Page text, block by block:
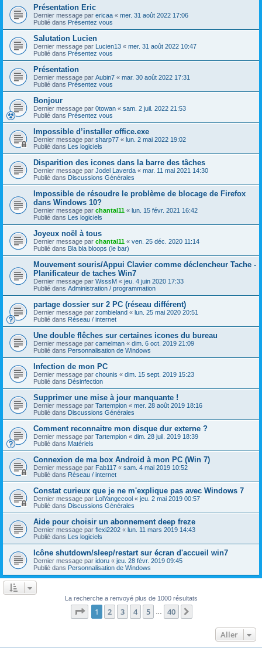
Présentation Eric
Dernier message par ericaa « mer. 31 août 2022 17:06
Publié dans Présentez vous
Salutation Lucien
Dernier message par Lucien13 « mer. 31 août 2022 10:47
Publié dans Présentez vous
Présentation
Dernier message par Aubin7 « mar. 30 août 2022 17:31
Publié dans Présentez vous
Bonjour
Dernier message par 0towan « sam. 2 juil. 2022 21:53
Publié dans Présentez vous
Impossible d’installer office.exe
Dernier message par sharp77 « lun. 2 mai 2022 19:02
Publié dans Les logiciels
Disparition des icones dans la barre des tâches
Dernier message par Jodel Laverda « mar. 11 mai 2021 14:30
Publié dans Discussions Générales
Impossible de résoudre le problème de blocage de Firefox
dans Windows 10?
Dernier message par chantal11 « lun. 15 févr. 2021 16:42
Publié dans Les logiciels
Joyeux noël à tous
Dernier message par chantal11 « ven. 25 déc. 2020 11:14
Publié dans Bla bla bloops (le bar)
Mouvement souris/Appui Clavier comme déclencheur Tache -
Planificateur de taches Win7
Dernier message par WsssM « jeu. 4 juin 2020 17:33
Publié dans Administration / programmation
partage dossier sur 2 PC (réseau différent)
Dernier message par zombieland « lun. 25 mai 2020 20:51
Publié dans Réseau / internet
Une double flêches sur certaines icones du bureau
Dernier message par camelman « dim. 6 oct. 2019 21:09
Publié dans Personnalisation de Windows
Infection de mon PC
Dernier message par chounis « dim. 15 sept. 2019 15:23
Publié dans Désinfection
Supprimer une mise à jour manquante !
Dernier message par Tartempion « mer. 28 août 2019 18:16
Publié dans Discussions Générales
Comment reconnaitre mon disque dur externe ?
Dernier message par Tartempion « dim. 28 juil. 2019 18:39
Publié dans Matériels
Connexion de ma box Android à mon PC (Win 7)
Dernier message par Fab117 « sam. 4 mai 2019 10:52
Publié dans Réseau / internet
Constat curieux que je ne m'explique pas avec Windows 7
Dernier message par LolYangccool « jeu. 2 mai 2019 00:57
Publié dans Discussions Générales
Aide pour choisir un abonnement deep freze
Dernier message par flexi2202 « lun. 11 mars 2019 14:43
Publié dans Les logiciels
Icône shutdown/sleep/restart sur écran d'accueil win7
Dernier message par idoru « jeu. 28 févr. 2019 09:45
Publié dans Personnalisation de Windows
La recherche a renvoyé plus de 1000 résultats
Page 1sur40
1 2 3 4 5 40
Aller